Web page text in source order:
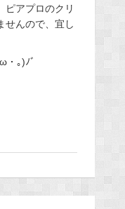
ピアプロのクリ
せんので、宜し
・｡)ﾉﾞ